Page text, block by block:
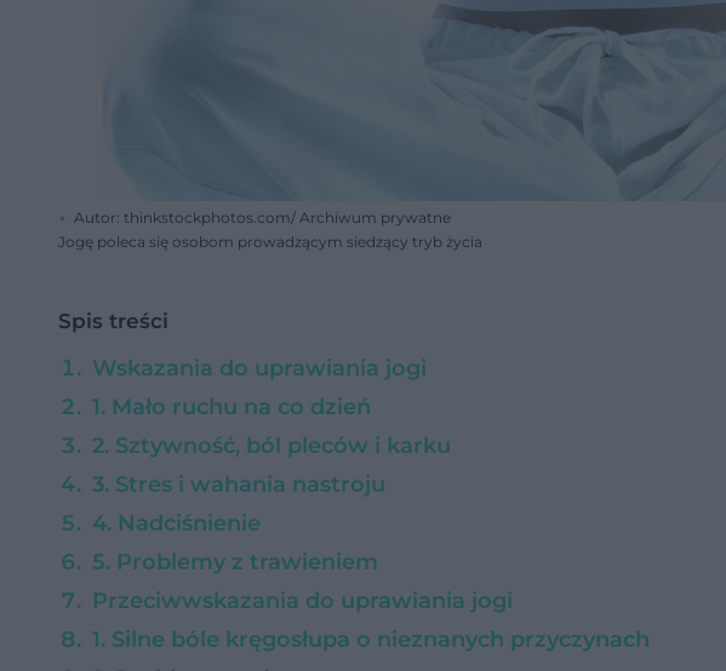
Autor: thinkstockphotos.com/ Archiwum prywatne
Jogę poleca się osobom prowadzącym siedzący tryb życia
Spis treści
Wskazania do uprawiania jogi
1. Mało ruchu na co dzień
2. Sztywność, ból pleców i karku
3. Stres i wahania nastroju
4. Nadciśnienie
5. Problemy z trawieniem
Przeciwwskazania do uprawiania jogi
1. Silne bóle kręgosłupa o nieznanych przyczynach